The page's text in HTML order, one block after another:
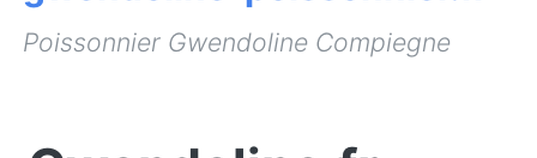
Poissonnier Gwendoline Compiegne